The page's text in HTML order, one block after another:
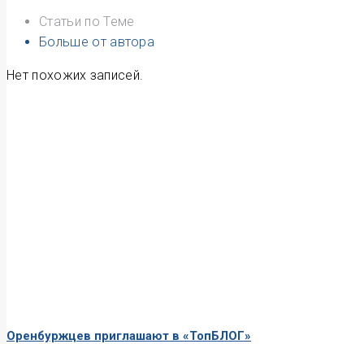
Статьи по Теме
Больше от автора
Нет похожих записей.
Оренбуржцев приглашают в «ТопБЛОГ»